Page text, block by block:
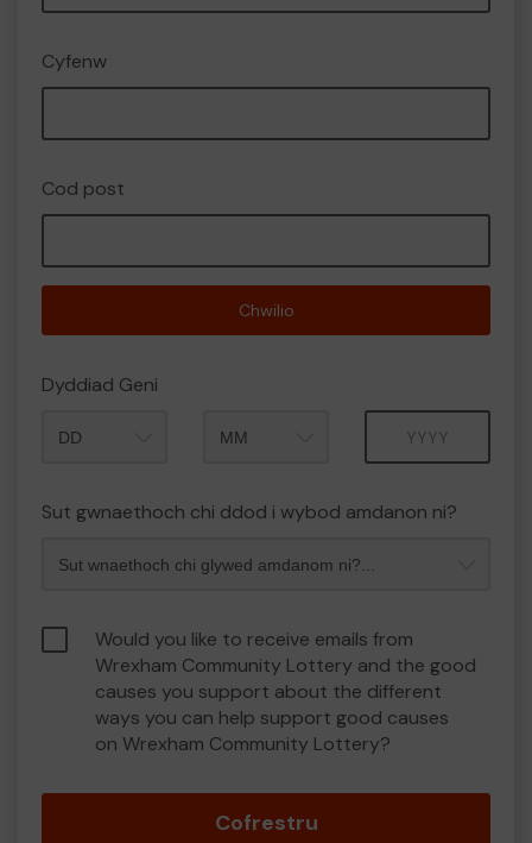
Cyfenw
Cod post
Chwilio
Dyddiad Geni
Sut gwnaethoch chi ddod i wybod amdanon ni?
Would you like to receive emails from
Wrexham Community Lottery and the good
causes you support about the different
ways you can help support good causes
on Wrexham Community Lottery?
Cofrestru